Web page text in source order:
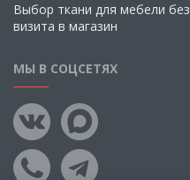
Выбор ткани для мебели без
визита в магазин
МЫ В СОЦСЕТЯХ